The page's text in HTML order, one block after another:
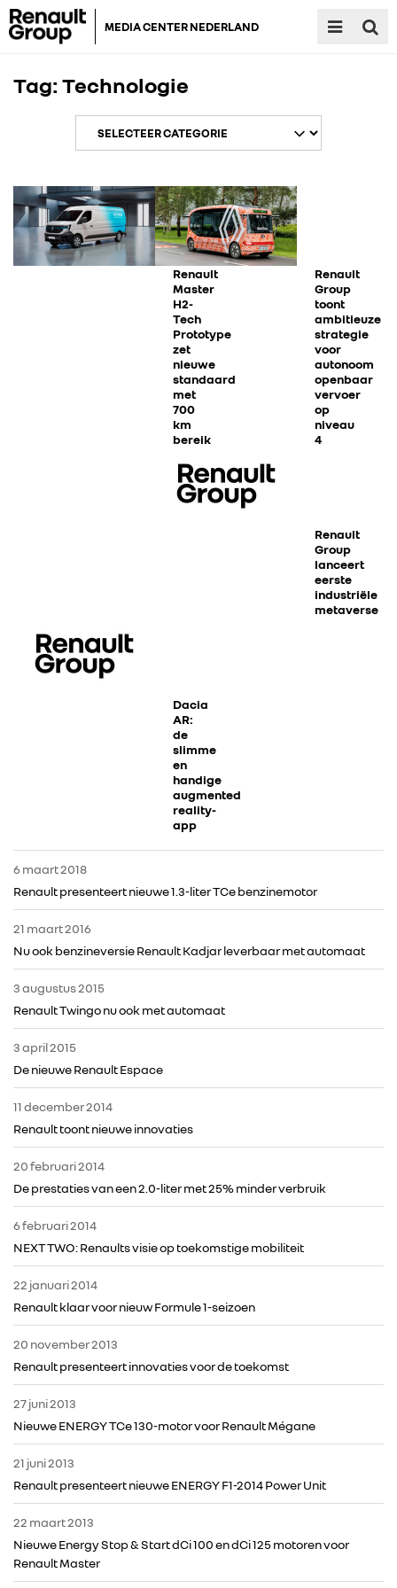
MEDIA CENTER NEDERLAND
DACIA
ALLIANCE
IN DE MEDIA
CONTACT
Tag: Technologie
Renault
Master
H2-
Tech
Prototype
zet
nieuwe
standaard
met
700
km
bereik
slechts
5
minuten
Renault
Group
toont
ambitieuze
strategie
voor
autonoom
openbaar
vervoer
op
niveau
4
Renault
Group
lanceert
eerste
industriële
metaverse
Dacia
AR:
de
slimme
en
handige
augmented
reality-
app
6 maart 2018
Renault presenteert nieuwe 1.3-liter TCe benzinemotor
21 maart 2016
Nu ook benzineversie Renault Kadjar leverbaar met automaat
3 augustus 2015
Renault Twingo nu ook met automaat
3 april 2015
De nieuwe Renault Espace
11 december 2014
Renault toont nieuwe innovaties
20 februari 2014
De prestaties van een 2.0-liter met 25% minder verbruik
6 februari 2014
NEXT TWO: Renaults visie op toekomstige mobiliteit
22 januari 2014
Renault klaar voor nieuw Formule 1-seizoen
20 november 2013
Renault presenteert innovaties voor de toekomst
27 juni 2013
Nieuwe ENERGY TCe 130-motor voor Renault Mégane
21 juni 2013
Renault presenteert nieuwe ENERGY F1-2014 Power Unit
22 maart 2013
Nieuwe Energy Stop & Start dCi 100 en dCi 125 motoren voor
Renault Master